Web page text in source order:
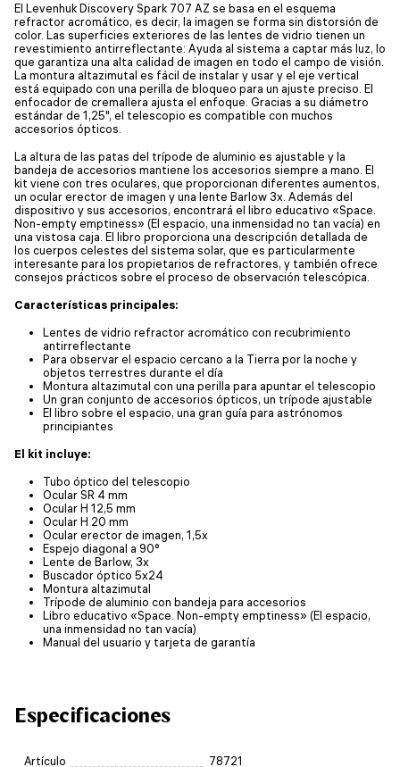
El Levenhuk Discovery Spark 707 AZ se basa en el esquema
refractor acromático, es decir, la imagen se forma sin distorsión de
color. Las superficies exteriores de las lentes de vidrio tienen un
revestimiento antirreflectante: Ayuda al sistema a captar más luz, lo
que garantiza una alta calidad de imagen en todo el campo de visión.
La montura altazimutal es fácil de instalar y usar y el eje vertical
está equipado con una perilla de bloqueo para un ajuste preciso. El
enfocador de cremallera ajusta el enfoque. Gracias a su diámetro
estándar de 1,25", el telescopio es compatible con muchos
accesorios ópticos.
La altura de las patas del trípode de aluminio es ajustable y la
bandeja de accesorios mantiene los accesorios siempre a mano. El
kit viene con tres oculares, que proporcionan diferentes aumentos,
un ocular erector de imagen y una lente Barlow 3x. Además del
dispositivo y sus accesorios, encontrará el libro educativo «Space.
Non-empty emptiness» (El espacio, una inmensidad no tan vacía) en
una vistosa caja. El libro proporciona una descripción detallada de
los cuerpos celestes del sistema solar, que es particularmente
interesante para los propietarios de refractores, y también ofrece
consejos prácticos sobre el proceso de observación telescópica.
Características principales:
Lentes de vidrio refractor acromático con recubrimiento
antirreflectante
Para observar el espacio cercano a la Tierra por la noche y
objetos terrestres durante el día
Montura altazimutal con una perilla para apuntar el telescopio
Un gran conjunto de accesorios ópticos, un trípode ajustable
El libro sobre el espacio, una gran guía para astrónomos
principiantes
El kit incluye:
Tubo óptico del telescopio
Ocular SR 4 mm
Ocular H 12,5 mm
Ocular H 20 mm
Ocular erector de imagen, 1,5x
Espejo diagonal a 90°
Lente de Barlow, 3x
Buscador óptico 5x24
Montura altazimutal
Trípode de aluminio con bandeja para accesorios
Libro educativo «Space. Non-empty emptiness» (El espacio,
una inmensidad no tan vacía)
Manual del usuario y tarjeta de garantía
Especificaciones
Artículo 78721